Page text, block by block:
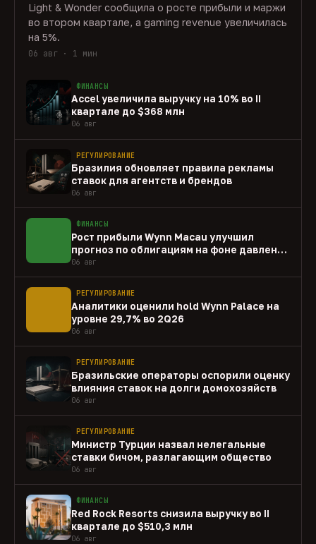
Light & Wonder сообщила о росте прибыли и маржи
во втором квартале, а gaming revenue увеличилась
на 5%.
06 авг · 1 мин
ФИНАНСЫ
Accel увеличила выручку на 10% во II
квартале до $368 млн
06 авг
РЕГУЛИРОВАНИЕ
Бразилия обновляет правила рекламы
ставок для агентств и брендов
06 авг
ФИНАНСЫ
Рост прибыли Wynn Macau улучшил
прогноз по облигациям на фоне давления
capex
06 авг
РЕГУЛИРОВАНИЕ
Аналитики оценили hold Wynn Palace на
уровне 29,7% во 2Q26
06 авг
РЕГУЛИРОВАНИЕ
Бразильские операторы оспорили оценку
влияния ставок на долги домохозяйств
06 авг
РЕГУЛИРОВАНИЕ
Министр Турции назвал нелегальные
ставки бичом, разлагающим общество
06 авг
ФИНАНСЫ
Red Rock Resorts снизила выручку во II
квартале до $510,3 млн
06 авг